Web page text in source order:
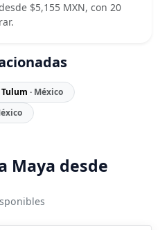
$5,155 MXN, con 20
Tulum · México
Maya desde